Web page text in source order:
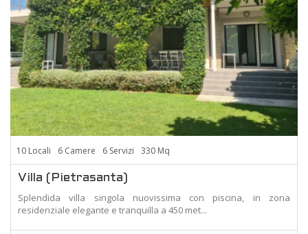
10 Locali 6 Camere 6 Servizi 330 Mq
Villa (Pietrasanta)
Splendida villa singola nuovissima con piscina, in zona
residenziale elegante e tranquilla a 450 met...